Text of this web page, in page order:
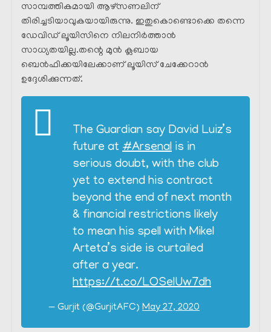
സാമ്പത്തികമായി ആഴ്‌സണലിന്
തിരിച്ചടിയാവുകയായിരുന്നു. ഇതുകൊണ്ടൊക്കെ തന്നെ
ഡേവിഡ് ലൂയിസിനെ നിലനിർത്താൻ
സാധ്യതയില്ല.തന്റെ മുൻ ക്ലബായ
ബെൻഫിക്കയിലേക്കാണ് ലൂയിസ് ചേക്കേറാൻ
ഉദ്ദേശിക്കുന്നത്.
The Guardian say David Luiz’s
future at #Arsenal is in
serious doubt, with the club
yet to extend his contract
beyond the end of next month
& financial restrictions likely
to mean his spell with Mikel
Arteta’s side is curtailed
after a year.
https://t.co/LOSeIUw7dh
— Gurjit (@GurjitAFC) May 27, 2020